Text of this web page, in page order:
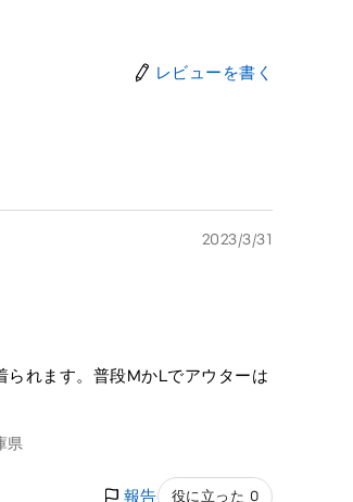
レビューを書く
2023/3/31
れます。普段MかLでアウターは
県
報告 役に立った 0